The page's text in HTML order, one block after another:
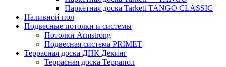
Паркетная доска Tarkett TANGO CLASSIC
Наливной пол
Подвесные потолки и системы
Потолки Armstrong
Подвесная система PRIMET
Террасная доска ДПК Декинг
Террасная доска Террапол